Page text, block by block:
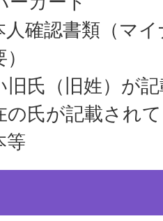
人確認書類（マ
旧氏（旧姓）が
の氏が記載され
等